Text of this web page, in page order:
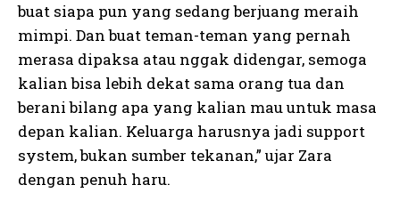
buat siapa pun yang sedang berjuang meraih
mimpi. Dan buat teman-teman yang pernah
merasa dipaksa atau nggak didengar, semoga
kalian bisa lebih dekat sama orang tua dan
berani bilang apa yang kalian mau untuk masa
depan kalian. Keluarga harusnya jadi support
system, bukan sumber tekanan,” ujar Zara
dengan penuh haru.